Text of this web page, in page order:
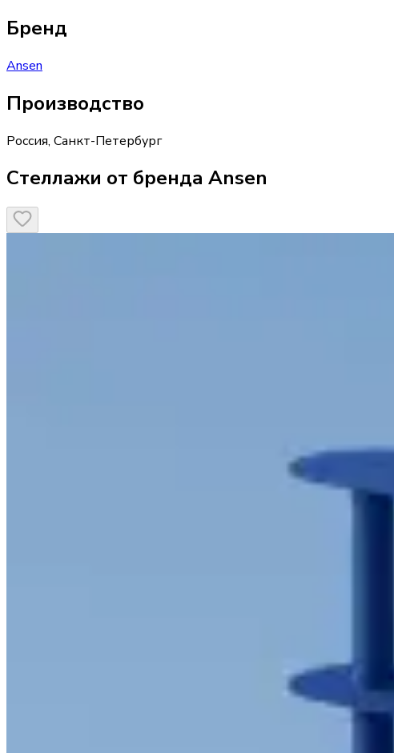
Бренд
Ansen
Производство
Россия, Санкт-Петербург
Стеллажи от бренда Ansen